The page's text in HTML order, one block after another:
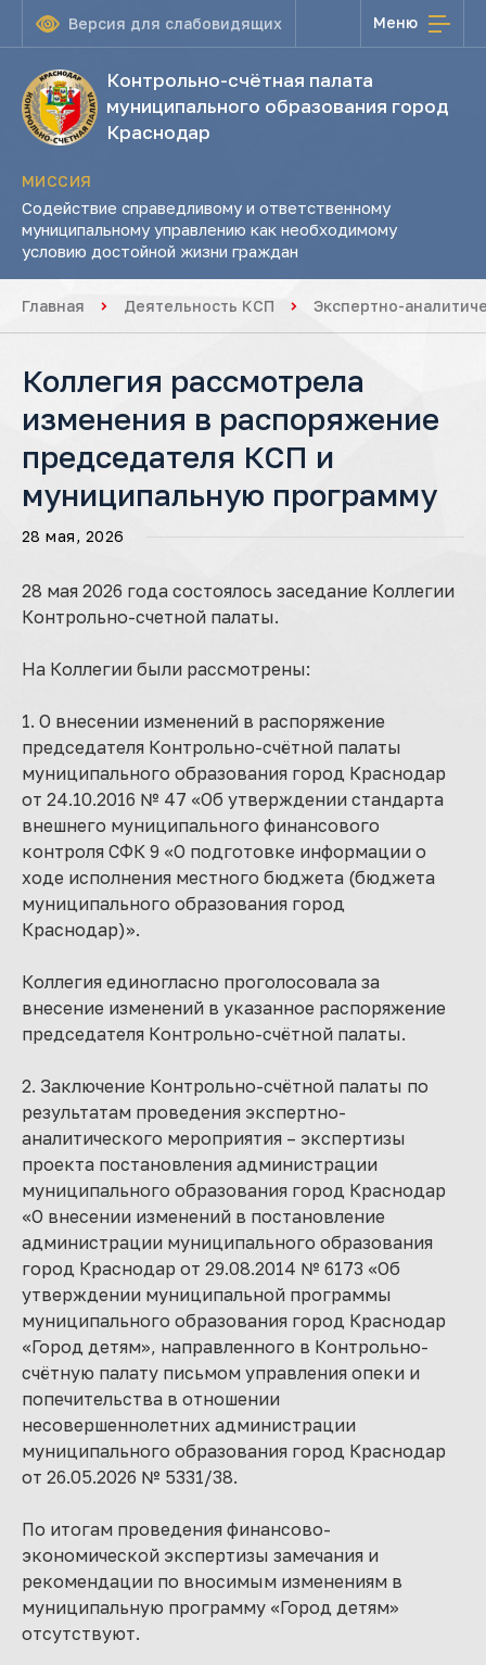
Версия для слабовидящих Меню
Контрольно-счётная палата
муниципального образования город
Краснодар
МИССИЯ
Содействие справедливому и ответственному
муниципальному управлению как необходимому
условию достойной жизни граждан
Главная Деятельность КСП Экспертно-
Коллегия рассмотрела
изменения в распоряжение
председателя КСП и
муниципальную программу
28 мая, 2026
28 мая 2026 года состоялось заседание Коллегии
Контрольно-счетной палаты.
На Коллегии были рассмотрены:
1. О внесении изменений в распоряжение
председателя Контрольно-счётной палаты
муниципального образования город Краснодар
от 24.10.2016 № 47 «Об утверждении стандарта
внешнего муниципального финансового
контроля СФК 9 «О подготовке информации о
ходе исполнения местного бюджета (бюджета
муниципального образования город
Краснодар)».
Коллегия единогласно проголосовала за
внесение изменений в указанное распоряжение
председателя Контрольно-счётной палаты.
2. Заключение Контрольно-счётной палаты по
результатам проведения экспертно-
аналитического мероприятия – экспертизы
проекта постановления администрации
муниципального образования город Краснодар
«О внесении изменений в постановление
администрации муниципального образования
город Краснодар от 29.08.2014 № 6173 «Об
утверждении муниципальной программы
муниципального образования город Краснодар
«Город детям», направленного в Контрольно-
счётную палату письмом управления опеки и
попечительства в отношении
несовершеннолетних администрации
муниципального образования город Краснодар
от 26.05.2026 № 5331/38.
По итогам проведения финансово-
экономической экспертизы замечания и
рекомендации по вносимым изменениям в
муниципальную программу «Город детям»
отсутствуют.